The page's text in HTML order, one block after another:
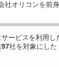
社オリコンを前
ービスを利用し
97社を対象にした